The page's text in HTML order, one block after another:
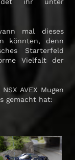
mal dieses
könnten, denn
Starterfeld
Vielfalt der
AVEX Mugen
gemacht hat: